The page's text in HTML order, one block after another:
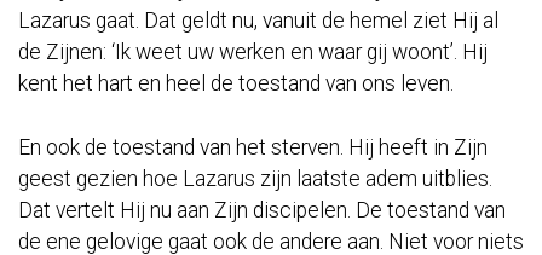
Lazarus gaat. Dat geldt nu, vanuit de hemel ziet Hij al
de Zijnen: ‘Ik weet uw werken en waar gij woont’. Hij
kent het hart en heel de toestand van ons leven.
En ook de toestand van het sterven. Hij heeft in Zijn
geest ge­zien hoe Lazarus zijn laatste adem uitblies.
Dat vertelt Hij nu aan Zijn discipelen. De toestand van
de ene gelovige gaat ook de andere aan. Niet voor niets